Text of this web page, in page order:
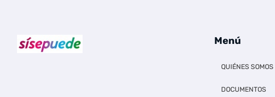
Menú
QUIÉNES SOMOS
DOCUMENTOS